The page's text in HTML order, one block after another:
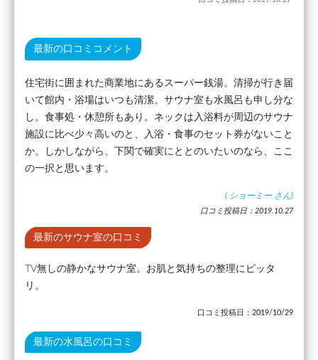
最新の口コミコメント
住宅街に囲まれた商業地にあるスーパー銭湯。清掃が行き届
いて館内・浴場はいつも清潔。サウナ室も水風呂も申し分な
し。食事処・休憩所もあり。ネックは入浴料が周辺のサウナ
施設に比べ少々高いのと、入浴・食事のセット券がないこと
か。しかしながら、下関で確実にととのいたいのなら、ここ
の一択と思います。
( ショーミー さん)
口コミ投稿日：2019.10.27
最新のサウナ室の口コミ
TV無しの静かなサウナ室。お肌と気持ちの整理にピッタ
リ。
口コミ投稿日：2019/10/29
最新の水風呂の口コミ